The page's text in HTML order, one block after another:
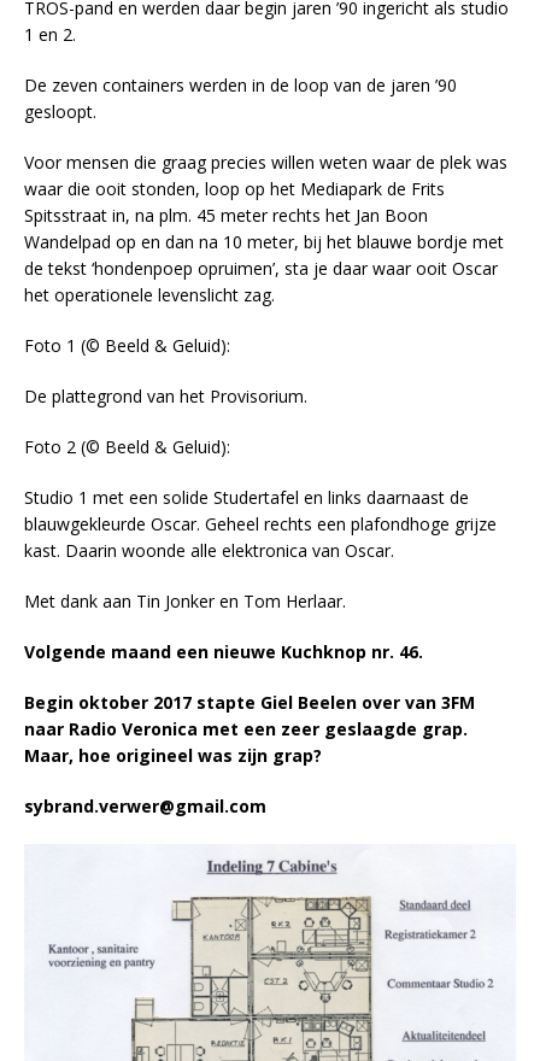
TROS-pand en werden daar begin jaren ’90 ingericht als studio
1 en 2.
De zeven containers werden in de loop van de jaren ’90
gesloopt.
Voor mensen die graag precies willen weten waar de plek was
waar die ooit stonden, loop op het Mediapark de Frits
Spitsstraat in, na plm. 45 meter rechts het Jan Boon
Wandelpad op en dan na 10 meter, bij het blauwe bordje met
de tekst ‘hondenpoep opruimen’, sta je daar waar ooit Oscar
het operationele levenslicht zag.
Foto 1 (© Beeld & Geluid):
De plattegrond van het Provisorium.
Foto 2 (© Beeld & Geluid):
Studio 1 met een solide Studertafel en links daarnaast de
blauwgekleurde Oscar. Geheel rechts een plafondhoge grijze
kast. Daarin woonde alle elektronica van Oscar.
Met dank aan Tin Jonker en Tom Herlaar.
Volgende maand een nieuwe Kuchknop nr. 46.
Begin oktober 2017 stapte Giel Beelen over van 3FM
naar Radio Veronica met een zeer geslaagde grap.
Maar, hoe origineel was zijn grap?
sybrand.verwer@gmail.com